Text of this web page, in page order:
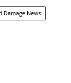
Damage News